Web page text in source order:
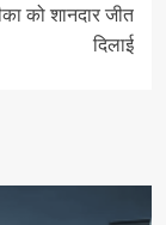
को शानदार जीत
दिलाई